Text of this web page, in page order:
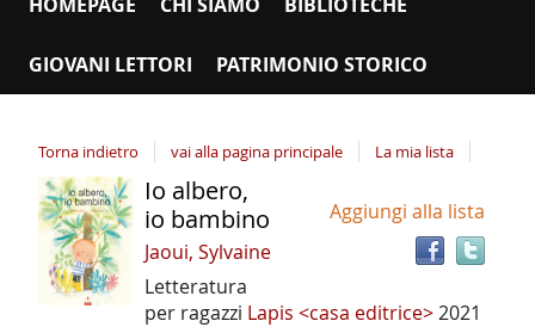
GIOVANI LETTORI PATRIMONIO STORICO
Torna indietro vai alla pagina principale La mia lista
Dettaglio
del
documento
Aggiungi alla lista
Io albero,
io bambino
Jaoui, Sylvaine
Letteratura
per ragazzi Lapis <casa editrice>2021